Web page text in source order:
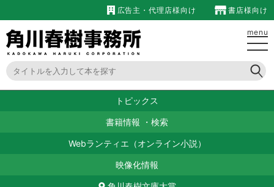
広告主・代理店様向け 書店様向け
menu
トピックス
書籍情報 ・ 検索
Webランティエ（オンライン小説）
映像化情報